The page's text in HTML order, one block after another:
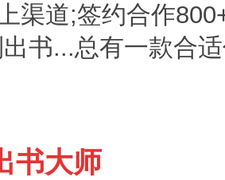
渠道;签约合作
出书...总有一款合
书大师